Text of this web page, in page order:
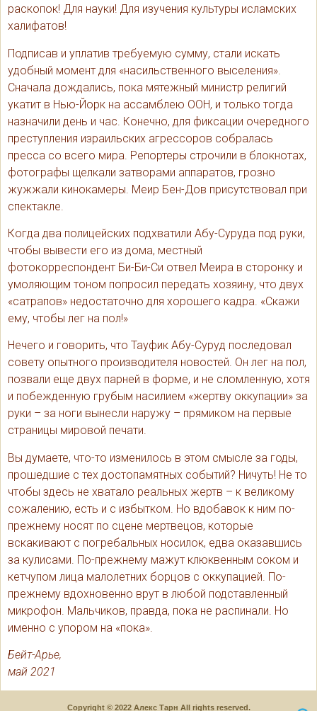
раскопок! Для науки! Для изучения культуры исламских
халифатов!
Подписав и уплатив требуемую сумму, стали искать
удобный момент для «насильственного выселения».
Сначала дождались, пока мятежный министр религий
укатит в Нью-Йорк на ассамблею ООН, и только тогда
назначили день и час. Конечно, для фиксации очередного
преступления израильских агрессоров собралась
пресса со всего мира. Репортеры строчили в блокнотах,
фотографы щелкали затворами аппаратов, грозно
жужжали кинокамеры. Меир Бен-Дов присутствовал при
спектакле.
Когда два полицейских подхватили Абу-Суруда под руки,
чтобы вывести его из дома, местный
фотокорреспондент Би-Би-Си отвел Меира в сторонку и
умоляющим тоном попросил передать хозяину, что двух
«сатрапов» недостаточно для хорошего кадра. «Скажи
ему, чтобы лег на пол!»
Нечего и говорить, что Тауфик Абу-Суруд последовал
совету опытного производителя новостей. Он лег на пол,
позвали еще двух парней в форме, и не сломленную, хотя
и побежденную грубым насилием «жертву оккупации» за
руки – за ноги вынесли наружу – прямиком на первые
страницы мировой печати.
Вы думаете, что-то изменилось в этом смысле за годы,
прошедшие с тех достопамятных событий? Ничуть! Не то
чтобы здесь не хватало реальных жертв – к великому
сожалению, есть и с избытком. Но вдобавок к ним по-
прежнему носят по сцене мертвецов, которые
вскакивают с погребальных носилок, едва оказавшись
за кулисами. По-прежнему мажут клюквенным соком и
кетчупом лица малолетних борцов с оккупацией. По-
прежнему вдохновенно врут в любой подставленный
микрофон. Мальчиков, правда, пока не распинали. Но
именно с упором на «пока».
Бейт-Арье,
май 2021
Copyright © 2022 Алекс Тарн All rights reserved.